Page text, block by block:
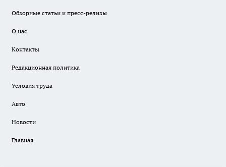
Обзорные статьи и пресс-релизы
О нас
Контакты
Редакционная политика
Условия труда
Авто
Новости
Главная